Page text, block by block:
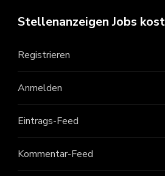
Stellenanzeigen Jobs
Registrieren
Anmelden
Eintrags-Feed
Kommentar-Feed